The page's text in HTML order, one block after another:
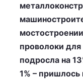
проволоки для
подросла на
1% – пришлось